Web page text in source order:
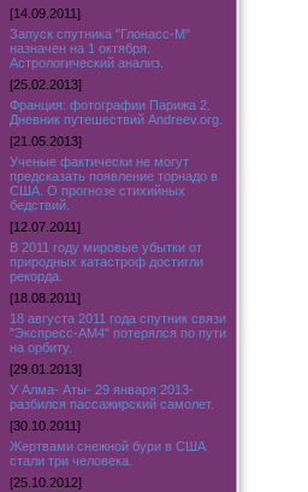
[14.09.2011]
Запуск спутника "Глонасс-М"
назначен на 1 октября.
Астрологический анализ.
[25.02.2013]
Франция: фотографии Парижа 2.
Дневник путешествий Andreev.org.
[21.05.2013]
Ученые фактически не могут
предсказать появление торнадо в
США. О прогнозе стихийных
бедствий.
[12.07.2011]
В 2011 году мировые убытки от
природных катастроф достигли
рекорда.
[18.08.2011]
18 августа 2011 года спутник связи
"Экспресс-АМ4" потерялся по пути
на орбиту.
[29.01.2013]
У Алма- Аты- 29 января 2013-
разбился пассажирский самолет.
[30.10.2011]
Жертвами снежной бури в США
стали три человека.
[25.10.2012]